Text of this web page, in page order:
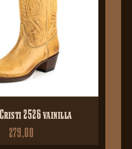
2526 vainilla
279,00